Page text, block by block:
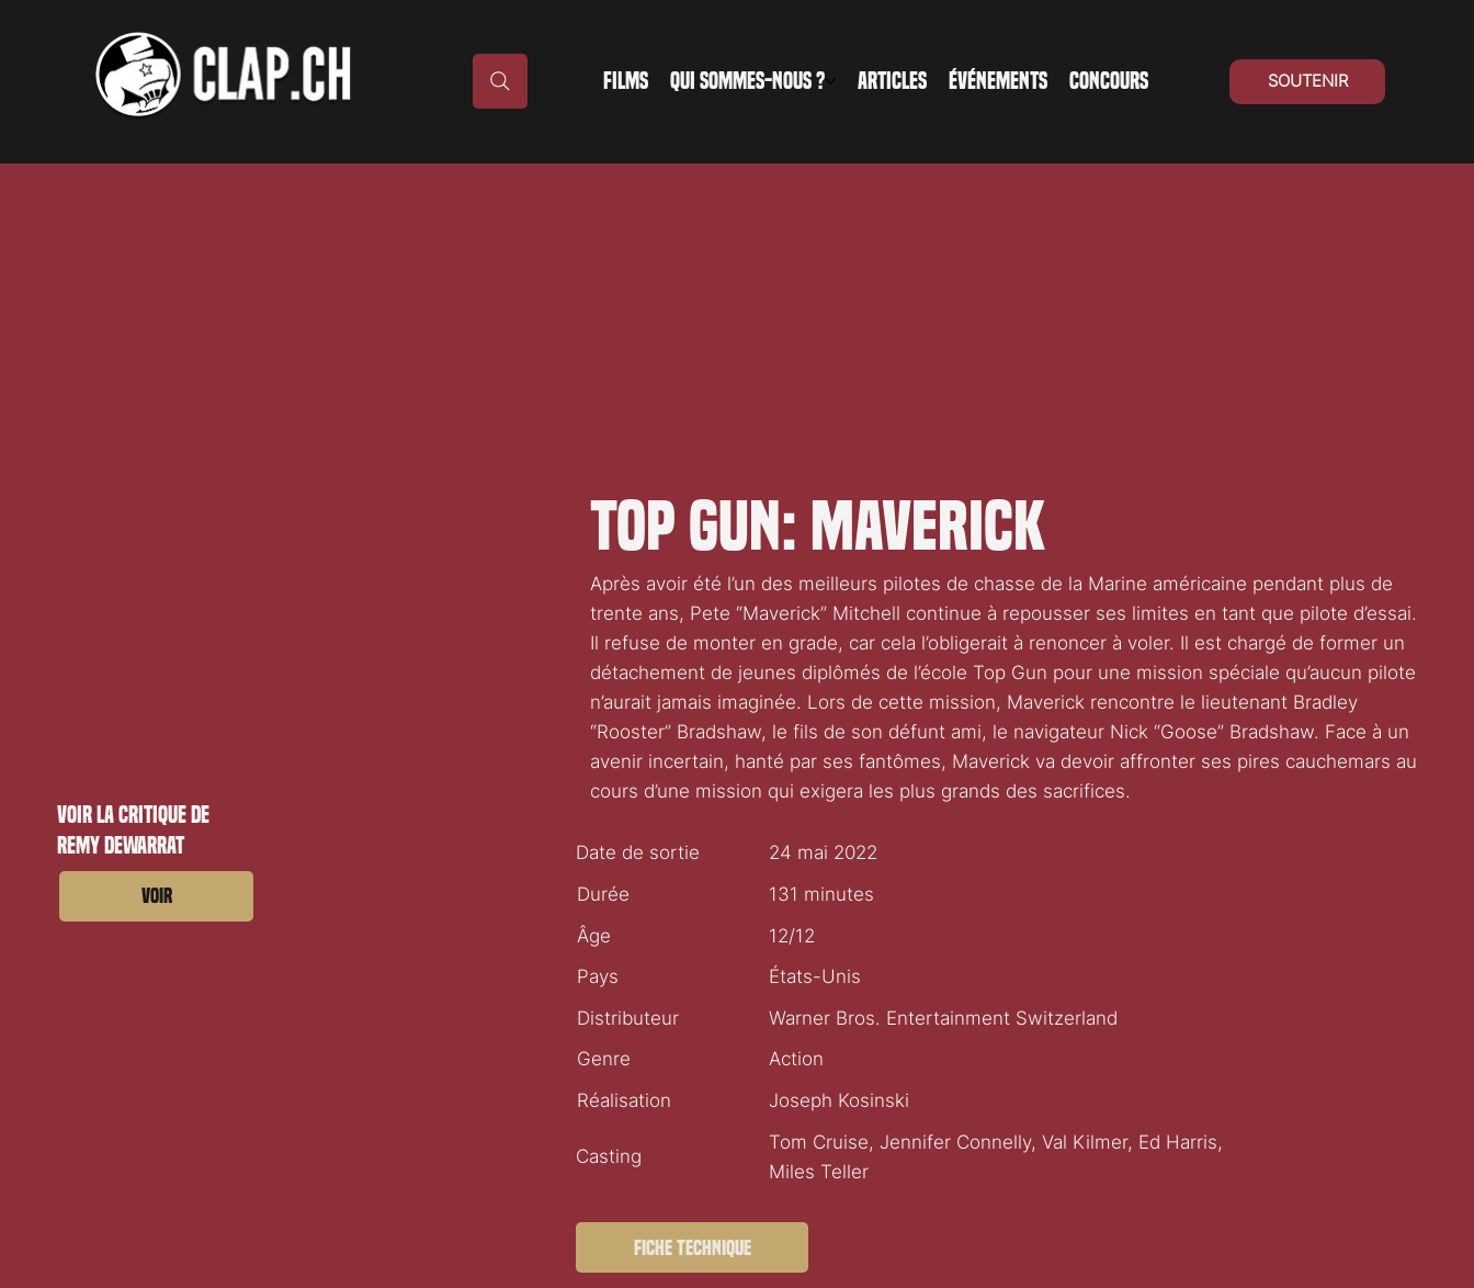
FILMS QUI SOMMES-NOUS ? ARTICLES ÉVÉNEMENTS CONCOURS SOUTENIR
Voir la critique de
Remy Dewarrat
Voir
Top Gun: Maverick
Après avoir été l’un des meilleurs pilotes de chasse de la Marine américaine pendant plus de
trente ans, Pete “Maverick” Mitchell continue à repousser ses limites en tant que pilote d’essai.
Il refuse de monter en grade, car cela l’obligerait à renoncer à voler. Il est chargé de former un
détachement de jeunes diplômés de l’école Top Gun pour une mission spéciale qu’aucun pilote
n’aurait jamais imaginée. Lors de cette mission, Maverick rencontre le lieutenant Bradley
“Rooster” Bradshaw, le fils de son défunt ami, le navigateur Nick “Goose” Bradshaw. Face à un
avenir incertain, hanté par ses fantômes, Maverick va devoir affronter ses pires cauchemars au
cours d’une mission qui exigera les plus grands des sacrifices.
Date de sortie
24 mai 2022
Durée
131 minutes
Âge
12/12
Pays
États-Unis
Distributeur
Warner Bros. Entertainment Switzerland
Genre
Action
Réalisation
Joseph Kosinski
Casting
Tom Cruise, Jennifer Connelly, Val Kilmer, Ed Harris,
Miles Teller
Fiche technique